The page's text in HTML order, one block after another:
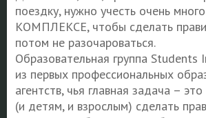
поездку, нужно учесть очень
КОМПЛЕКСЕ, чтобы сделать
потом не разочароваться.
Образовательная группа
из первых профессиональных
агентств, чья главная задача –
(и детям, и взрослым) сделать